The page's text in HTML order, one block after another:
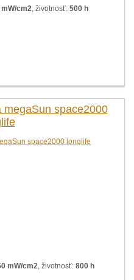
mW/cm2, životnosť: 500 h
space2000
mW/cm2, životnosť: 800 h